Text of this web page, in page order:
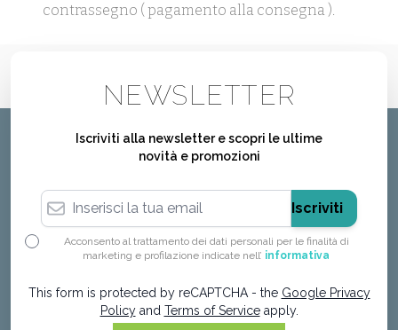
contrassegno ( pagamento alla consegna ).
NEWSLETTER
Iscriviti alla newsletter e scopri le ultime
novità e promozioni
Indirizzo email
Iscriviti
Acconsento al trattamento dei dati personali per le finalità di
marketing e profilazione indicate nell’ informativa
This form is protected by reCAPTCHA - the Google Privacy
Policyand Terms of Serviceapply.